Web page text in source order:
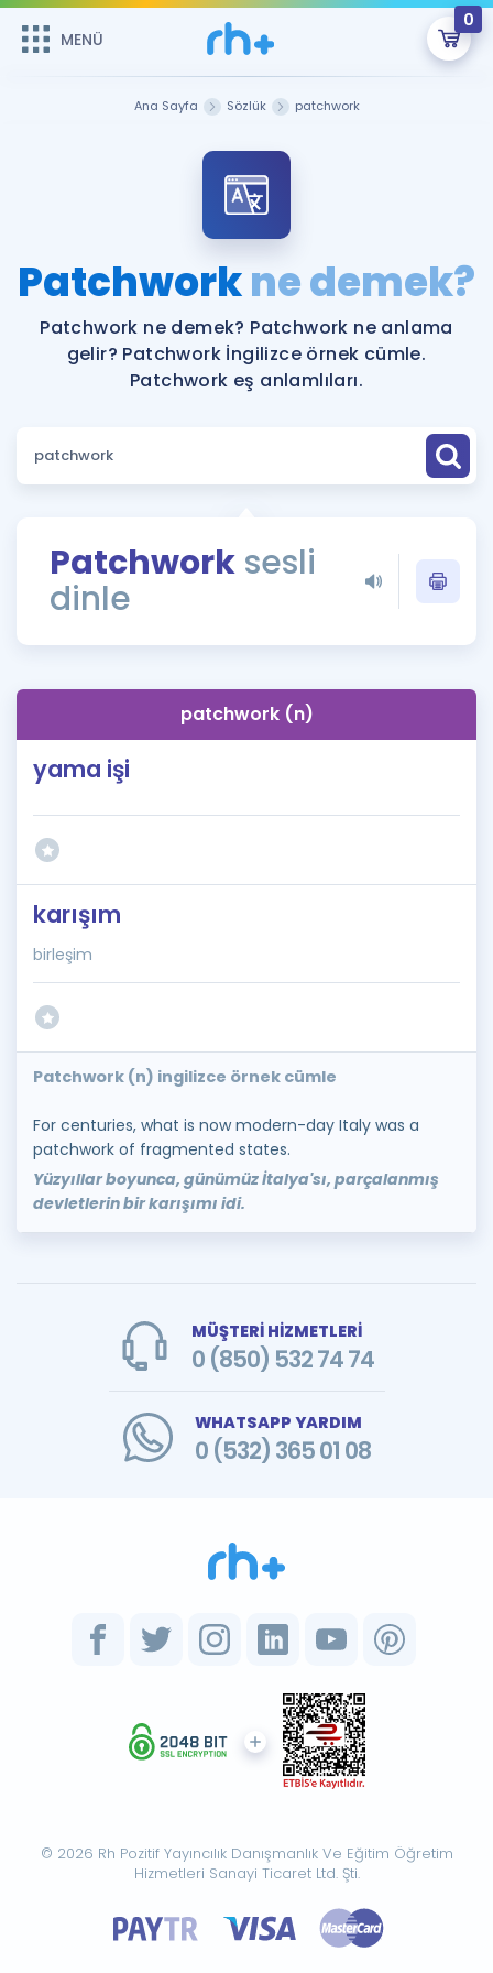
MENÜ
0
ÜYE DEĞİLİM
Sepetin Şu An Boş.
Remzi Hoca ile seni sınava hazırlayacak onlarca eğitim seni
bekliyor!
MENÜ
Faydalı Araçlar
Sözlük
Rehberlik Aracı
ÖSYM Sınav Takvimi
İngilizce Gramer
Hakkımızda
Ana Sayfa Sözlük patchwork
Patchworkne demek?
Patchwork ne demek? Patchwork ne anlama
gelir? Patchwork İngilizce örnek cümle.
Patchwork eş anlamlıları.
Patchwork sesli
dinle
patchwork (n)
yama işi
karışım
birleşim
Patchwork (n) ingilizce örnek cümle
For centuries, what is now modern-day Italy was a
patchwork of fragmented states.
Yüzyıllar boyunca, günümüz İtalya'sı, parçalanmış
devletlerin bir karışımı idi.
MÜŞTERİ HİZMETLERİ
0 (850) 532 74 74
WHATSAPP YARDIM
0 (532) 365 01 08
© 2026 Rh Pozitif Yayıncılık Danışmanlık Ve Eğitim Öğretim
Hizmetleri Sanayi Ticaret Ltd. Şti.